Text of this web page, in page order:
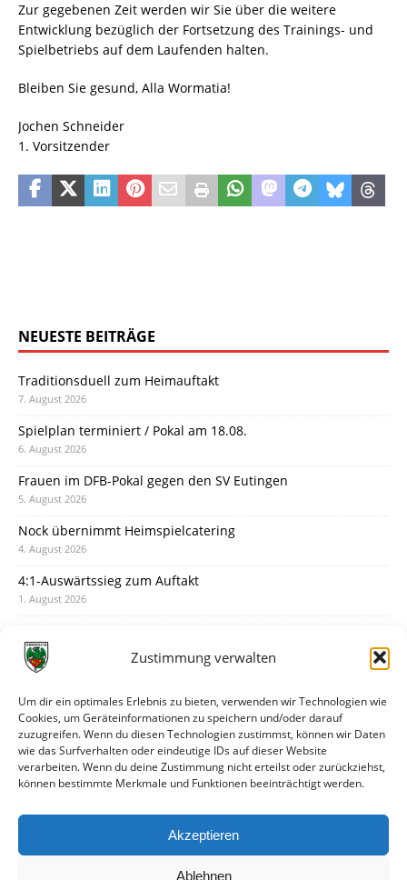
Zustimmung verwalten
Um dir ein optimales Erlebnis zu bieten, verwenden wir Technologien wie
Cookies, um Geräteinformationen zu speichern und/oder darauf
zuzugreifen. Wenn du diesen Technologien zustimmst, können wir Daten
wie das Surfverhalten oder eindeutige IDs auf dieser Website
verarbeiten. Wenn du deine Zustimmung nicht erteilst oder zurückziehst,
können bestimmte Merkmale und Funktionen beeinträchtigt werden.
Akzeptieren
Ablehnen
Zur gegebenen Zeit werden wir Sie über die weitere
Entwicklung bezüglich der Fortsetzung des Trainings- und
Spielbetriebs auf dem Laufenden halten.
Bleiben Sie gesund, Alla Wormatia!
Jochen Schneider
1. Vorsitzender
NEUESTE BEITRÄGE
Traditionsduell zum Heimauftakt
7. August 2026
Spielplan terminiert / Pokal am 18.08.
6. August 2026
Frauen im DFB-Pokal gegen den SV Eutingen
5. August 2026
Nock übernimmt Heimspielcatering
4. August 2026
4:1-Auswärtssieg zum Auftakt
1. August 2026
31. Juli 2026
30. Juli 2026
Deine Spielminute: 89+1
28. Juli 2026
Neuer Rückensponsor
Neue Podcast-Folge: So tickt Björn!
27. Juli 2026